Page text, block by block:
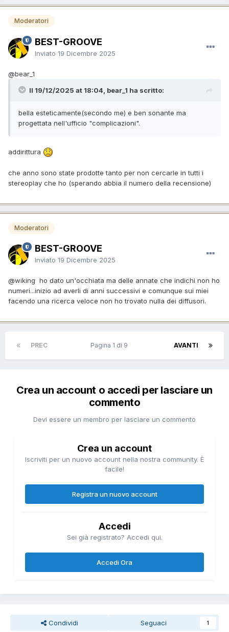
Moderatori
BEST-GROOVE
Inviato 19 Dicembre 2025
@bear_1
Il 19/12/2025 at 18:04, bear_1 ha scritto:
bella esteticamente(secondo me) e ben sonante ma
progettata nell'ufficio "complicazioni".
addirittura
che anno sono state prodotte tanto per non cercarle in tutti i
stereoplay che ho (sperando abbia il numero della recensione)
Moderatori
BEST-GROOVE
Inviato 19 Dicembre 2025
@wiking ho dato un'occhiata ma delle annate che indichi non ho
numeri...inizio ad averli di anni successivi e comunque sui miei
facendo una ricerca veloce non ho trovato nulla dei diffusori.
PREC AVANTI
Pagina 1 di 9
Crea un account o accedi per lasciare un
commento
Devi essere un membro per lasciare un commento
Crea un account
Iscriviti per un nuovo account nella nostra community. È
facile!
Registra un nuovo account
Accedi
Sei già registrato? Accedi qui.
Accedi Ora
Condividi Seguaci 1